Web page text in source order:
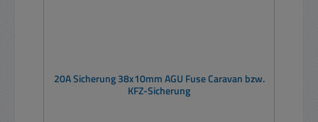
20A Sicherung 38x10mm AGU Fuse Caravan bzw.
KFZ-Sicherung